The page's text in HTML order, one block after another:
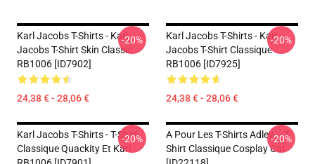
Karl Jacobs T-Shirts - Karl
Jacobs T-Shirt Skin Classic
RB1006 [ID7902]
24,38 € - 28,06 €
-20%
Karl Jacobs T-Shirts - Karl
Jacobs T-Shirt Classique
RB1006 [ID7925]
24,38 € - 28,06 €
-20%
Karl Jacobs T-Shirts - T-Shirt
Classique Quackity Et Karl
-20%
A Pour Les T-Shirts Adley – T-
Shirt Classique Cosplay Cat
-20%